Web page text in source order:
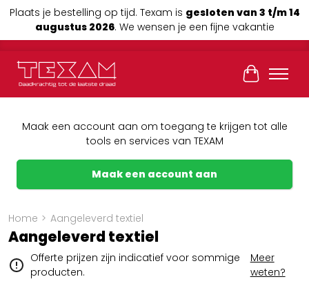
Plaats je bestelling op tijd. Texam is gesloten van 3 t/m 14
augustus 2026. We wensen je een fijne vakantie
Maak een account aan om toegang te krijgen tot alle
tools en services van TEXAM
Maak een account aan
Home > Aangeleverd textiel
Aangeleverd textiel
Offerte prijzen zijn indicatief voor sommige
producten.
Meer
weten?